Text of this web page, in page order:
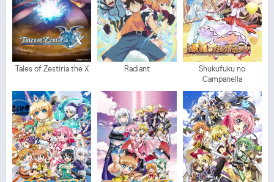
Tales of Zestiria the X Radiant
Shukufuku no
Campanella